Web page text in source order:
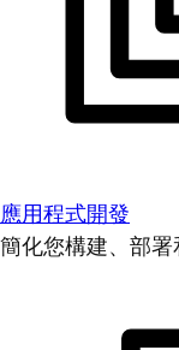
應用程式開發
簡化您構建、部署